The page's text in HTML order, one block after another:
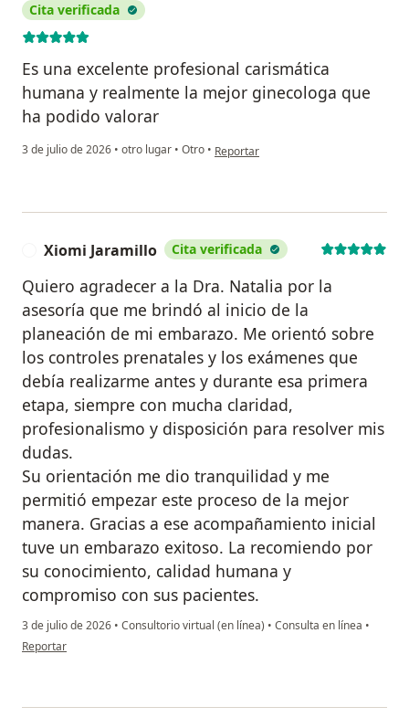
Cita verificada
Es una excelente profesional carismática
humana y realmente la mejor ginecologa que
ha podido valorar
3 de julio de 2026 • otro lugar • Otro • en opinión del usuario Yuli Marcela
Reportar
Xiomi Jaramillo Cita verificada
Quiero agradecer a la Dra. Natalia por la
asesoría que me brindó al inicio de la
planeación de mi embarazo. Me orientó sobre
los controles prenatales y los exámenes que
debía realizarme antes y durante esa primera
etapa, siempre con mucha claridad,
profesionalismo y disposición para resolver mis
dudas.
Su orientación me dio tranquilidad y me
permitió empezar este proceso de la mejor
manera. Gracias a ese acompañamiento inicial
tuve un embarazo exitoso. La recomiendo por
su conocimiento, calidad humana y
compromiso con sus pacientes.
3 de julio de 2026 • Consultorio virtual (en línea) • Consulta en línea •
en opinión del usuario Xiomi Jaramillo
Reportar